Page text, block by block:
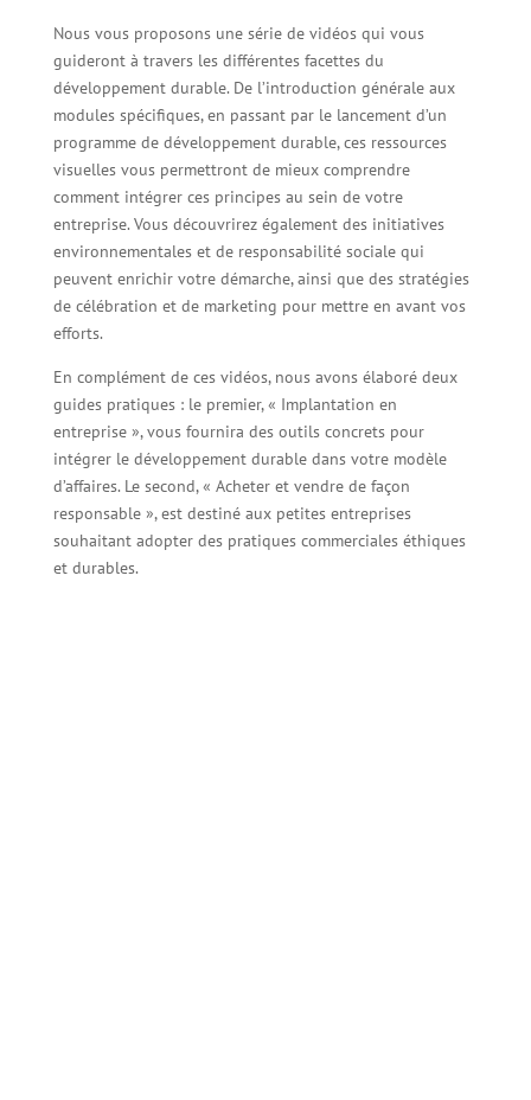
Nous vous proposons une série de vidéos qui vous
guideront à travers les différentes facettes du
développement durable. De l’introduction générale aux
modules spécifiques, en passant par le lancement d’un
programme de développement durable, ces ressources
visuelles vous permettront de mieux comprendre
comment intégrer ces principes au sein de votre
entreprise. Vous découvrirez également des initiatives
environnementales et de responsabilité sociale qui
peuvent enrichir votre démarche, ainsi que des stratégies
de célébration et de marketing pour mettre en avant vos
efforts.
En complément de ces vidéos, nous avons élaboré deux
guides pratiques : le premier, « Implantation en
entreprise », vous fournira des outils concrets pour
intégrer le développement durable dans votre modèle
d’affaires. Le second, « Acheter et vendre de façon
responsable », est destiné aux petites entreprises
souhaitant adopter des pratiques commerciales éthiques
et durables.